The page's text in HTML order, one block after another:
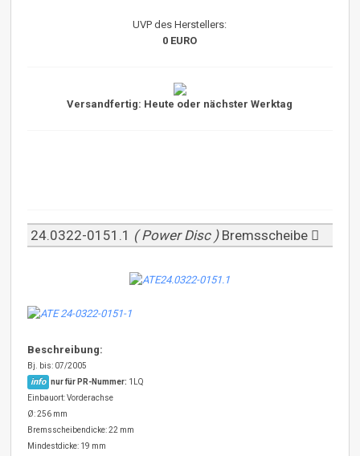
UVP des Herstellers:
0 EURO
Versandfertig: Heute oder nächster Werktag
24.0322-0151.1 ( Power Disc ) Bremsscheibe
Beschreibung:
Bj. bis: 07/2005
info nur für PR-Nummer: 1LQ
Einbauort: Vorderachse
Ø: 256 mm
Bremsscheibendicke: 22 mm
Mindestdicke: 19 mm